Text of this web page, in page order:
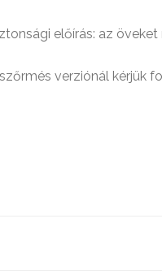
előírás: az
verziónál kérjük